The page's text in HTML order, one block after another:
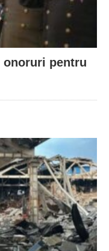
onoruri pentru